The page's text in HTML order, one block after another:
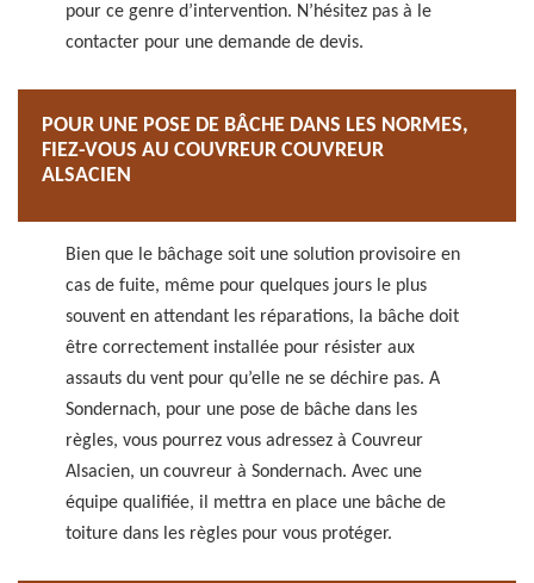
pour ce genre d’intervention. N’hésitez pas à le
contacter pour une demande de devis.
POUR UNE POSE DE BÂCHE DANS LES NORMES,
FIEZ-VOUS AU COUVREUR COUVREUR
ALSACIEN
Bien que le bâchage soit une solution provisoire en
cas de fuite, même pour quelques jours le plus
souvent en attendant les réparations, la bâche doit
être correctement installée pour résister aux
assauts du vent pour qu’elle ne se déchire pas. A
Sondernach, pour une pose de bâche dans les
règles, vous pourrez vous adressez à Couvreur
Alsacien, un couvreur à Sondernach. Avec une
équipe qualifiée, il mettra en place une bâche de
toiture dans les règles pour vous protéger.